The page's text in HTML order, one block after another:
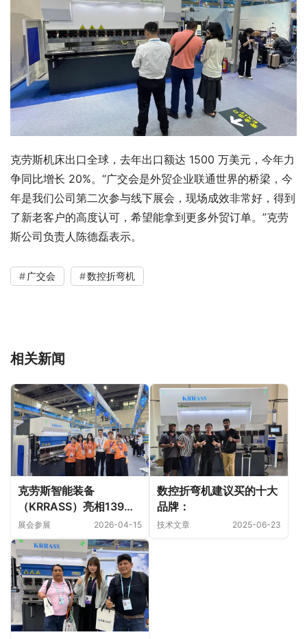
克劳斯机床出口全球，去年出口额达 1500 万美元，今年力
争同比增长 20%。“广交会是外贸企业联通世界的桥梁，今
年是我们公司第二次参与线下展会，现场成效非常好，得到
了新老客户的高度认可，希望能拿到更多外贸订单。”克劳
斯公司负责人陈德磊表示。
广交会 数控折弯机
相关新闻
克劳斯智能装备
（KRRASS）亮相139届
广交会，单日斩获百万美
金订单
展会参展 2026-04-15
数控折弯机建议买的十大
品牌：
技术文章 2025-06-23